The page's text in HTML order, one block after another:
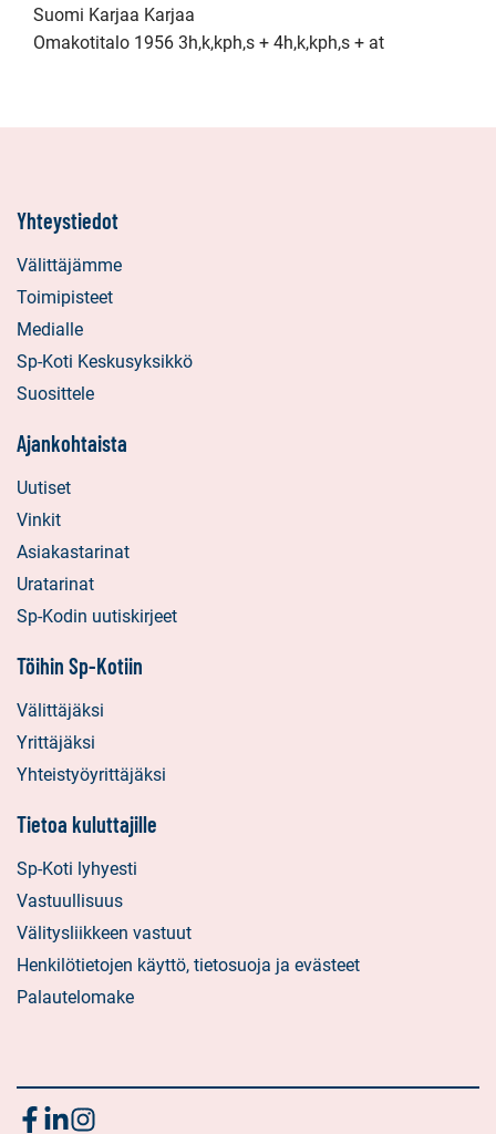
Suomi Karjaa Karjaa
Omakotitalo 1956 3h,k,kph,s + 4h,k,kph,s + at
Yhteystiedot
Välittäjämme
Toimipisteet
Medialle
Sp-Koti Keskusyksikkö
Suosittele
Ajankohtaista
Uutiset
Vinkit
Asiakastarinat
Uratarinat
Sp-Kodin uutiskirjeet
Töihin Sp-Kotiin
Välittäjäksi
Yrittäjäksi
Yhteistyöyrittäjäksi
Tietoa kuluttajille
Sp-Koti lyhyesti
Vastuullisuus
Välitysliikkeen vastuut
Henkilötietojen käyttö, tietosuoja ja evästeet
Palautelomake
Sosiaalinen
Sosiaalinen
Sosiaalinen